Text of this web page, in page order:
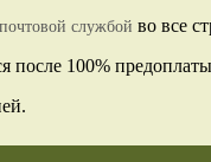
службой во все
после 100%